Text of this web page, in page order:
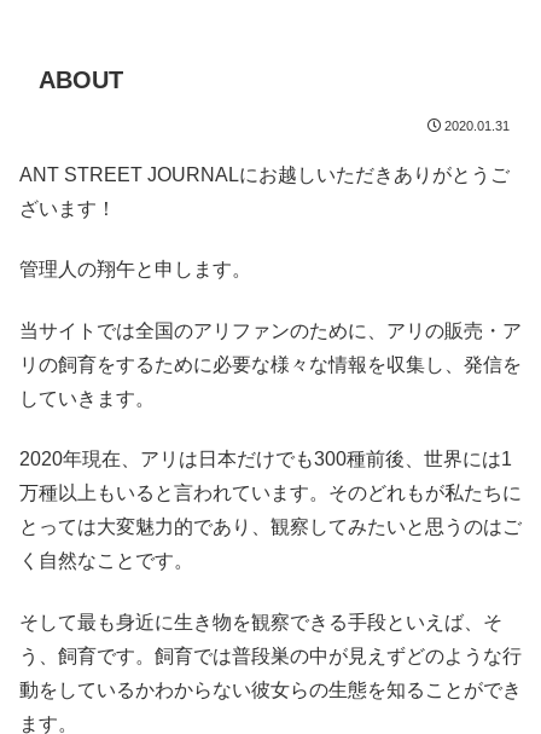
ABOUT
2020.01.31
ANT STREET JOURNALにお越しいただきありがとうご
ざいます！
管理人の翔午と申します。
当サイトでは全国のアリファンのために、アリの販売・ア
リの飼育をするために必要な様々な情報を収集し、発信を
していきます。
2020年現在、アリは日本だけでも300種前後、世界には1
万種以上もいると言われています。そのどれもが私たちに
とっては大変魅力的であり、観察してみたいと思うのはご
く自然なことです。
そして最も身近に生き物を観察できる手段といえば、そ
う、飼育です。飼育では普段巣の中が見えずどのような行
動をしているかわからない彼女らの生態を知ることができ
ます。